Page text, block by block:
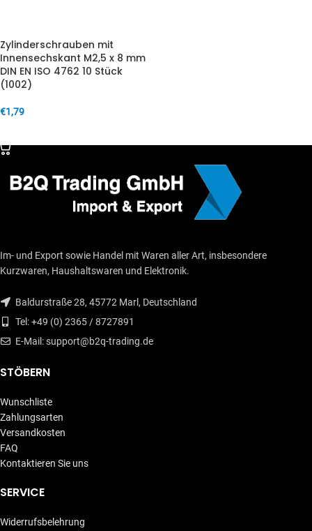
Zylinderschrauben mit
Innensechskant M2,5 x 8 mm
DIN EN ISO 4762 10 Stück
(1002)
€1,79
Im- und Export sowie Handel mit Waren aller Art, insbesondere
Kurzwaren, Haushaltswaren und Elektronik.
Baldurstraße 28, 45772 Marl, Deutschland
Tel: +49 (0) 2365 / 8727891
E-Mail: support@b2q-trading.de
STÖBERN
Wunschliste
Zahlungsarten
Versandkosten
FAQ
Kontaktieren Sie uns
SERVICE
Widerrufsbelehrung